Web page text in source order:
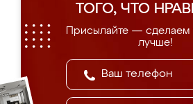
ТОГО, ЧТО
Присылайте — сделаем
лучше!